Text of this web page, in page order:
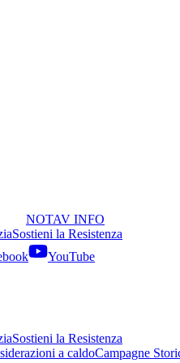
NOTAV INFO
Sostieni la Resistenza
YouTube
Sostieni la Resistenza
a caldoCampagne